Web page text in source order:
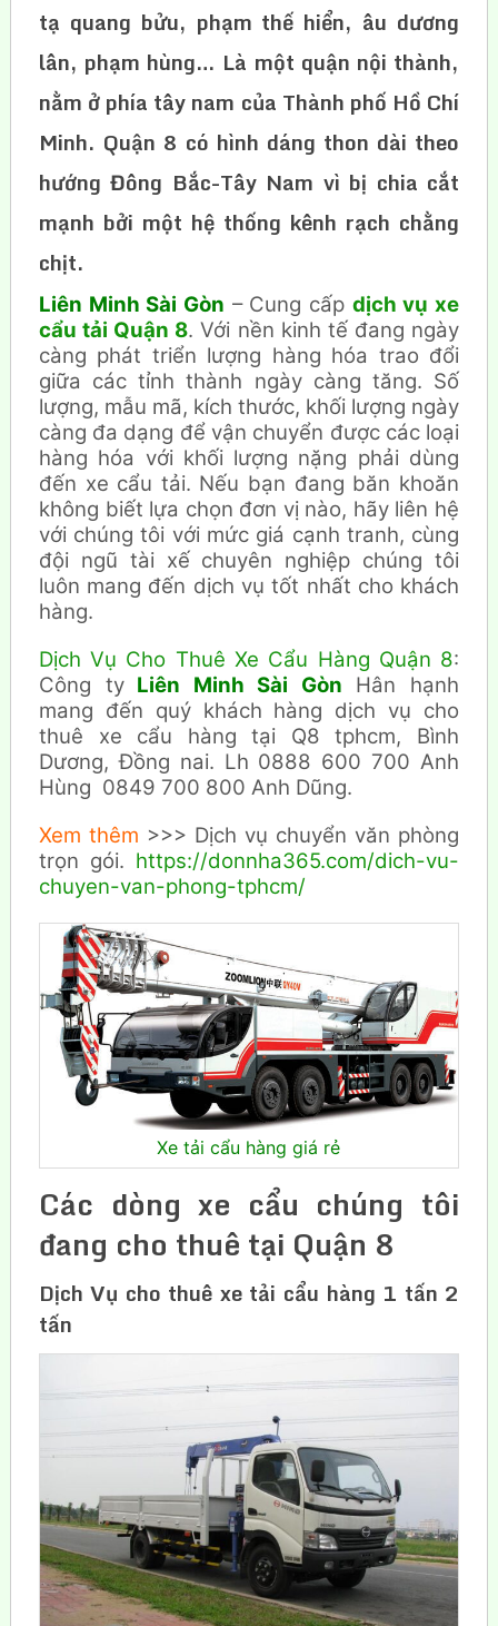
tạ quang bửu, phạm thế hiển, âu dương
lân, phạm hùng… Là một quận nội thành,
nằm ở phía tây nam của Thành phố Hồ Chí
Minh. Quận 8 có hình dáng thon dài theo
hướng Đông Bắc-Tây Nam vì bị chia cắt
mạnh bởi một hệ thống kênh rạch chằng
chịt.
Liên Minh Sài Gòn – Cung cấp dịch vụ xe
cẩu tải Quận 8. Với nền kinh tế đang ngày
càng phát triển lượng hàng hóa trao đổi
giữa các tỉnh thành ngày càng tăng. Số
lượng, mẫu mã, kích thước, khối lượng ngày
càng đa dạng để vận chuyển được các loại
hàng hóa với khối lượng nặng phải dùng
đến xe cẩu tải. Nếu bạn đang băn khoăn
không biết lựa chọn đơn vị nào, hãy liên hệ
với chúng tôi với mức giá cạnh tranh, cùng
đội ngũ tài xế chuyên nghiệp chúng tôi
luôn mang đến dịch vụ tốt nhất cho khách
hàng.
Dịch Vụ Cho Thuê Xe Cẩu Hàng Quận 8:
Công tyLiên Minh Sài Gòn Hân hạnh
mang đến quý khách hàng dịch vụ cho
thuê xe cẩu hàng tại Q8 tphcm, Bình
Dương, Đồng nai. Lh 0888 600 700 Anh
Hùng 0849 700 800 Anh Dũng.
Xem thêm >>> Dịch vụ chuyển văn phòng
trọn gói. https://donnha365.com/dich-vu-
chuyen-van-phong-tphcm/
Xe tải cẩu hàng giá rẻ
Các dòng xe cẩu chúng tôi
đang cho thuê tại Quận 8
Dịch Vụ cho thuê xe tải cẩu hàng 1 tấn 2
tấn